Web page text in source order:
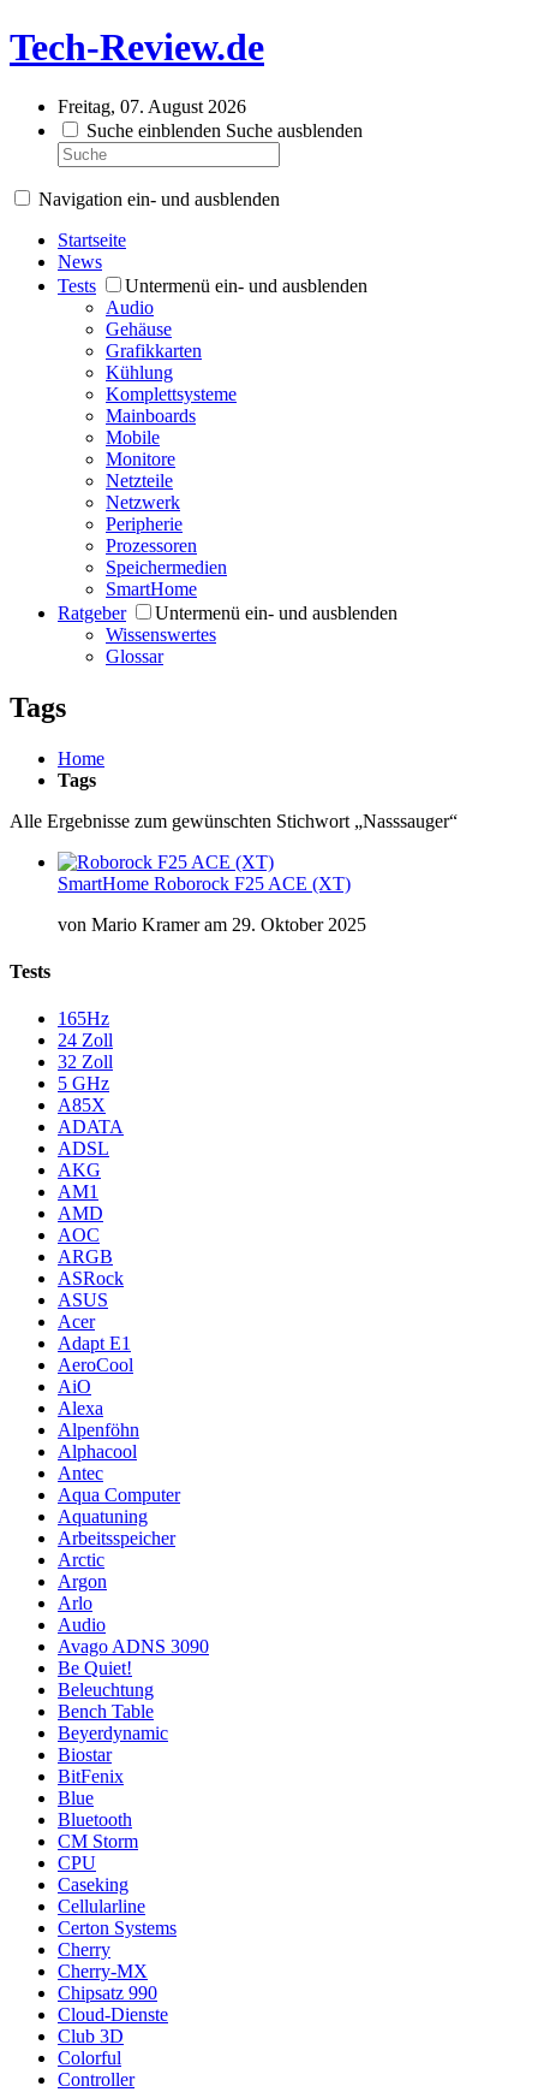
Tech-Review.de
Freitag, 07. August 2026
Suche einblenden Suche ausblenden
Navigation ein- und ausblenden
Startseite
News
Tests
Untermenü ein- und ausblenden
Audio
Gehäuse
Grafikkarten
Kühlung
Komplettsysteme
Mainboards
Mobile
Monitore
Netzteile
Netzwerk
Peripherie
Prozessoren
Speichermedien
SmartHome
Ratgeber
Untermenü ein- und ausblenden
Wissenswertes
Glossar
Tags
Home
Tags
Alle Ergebnisse zum gewünschten Stichwort „Nasssauger“
SmartHome Roborock F25 ACE (XT)
von Mario Krameram 29. Oktober 2025
Tests
165Hz
24 Zoll
32 Zoll
5 GHz
A85X
ADATA
ADSL
AKG
AM1
AMD
AOC
ARGB
ASRock
ASUS
Acer
Adapt E1
AeroCool
AiO
Alexa
Alpenföhn
Alphacool
Antec
Aqua Computer
Aquatuning
Arbeitsspeicher
Arctic
Argon
Arlo
Audio
Avago ADNS 3090
Be Quiet!
Beleuchtung
Bench Table
Beyerdynamic
Biostar
BitFenix
Blue
Bluetooth
CM Storm
CPU
Caseking
Cellularline
Certon Systems
Cherry
Cherry-MX
Chipsatz 990
Cloud-Dienste
Club 3D
Colorful
Controller